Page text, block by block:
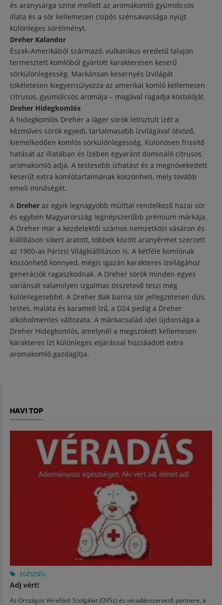
és aranysárga színe mellett az aromakomló gyümölcsös
illata és a sör kellemesen csípős szénsavassága nyújt
különleges sörélményt.
Dreher Kalandor
Észak-Amerikából származó, vulkanikus eredetű talajon
termesztett komlóból gyártott karakteresen keserű
sörkülönlegesség. Markánsan kesernyés ízvilágát
tökéletesen kiegyensúlyozza az amerikai komló kellemesen
citrusos, gyümölcsös aromája – magával ragadja kóstolóját.
Dreher Hidegkomlós
A hidegkomlós Dreher a láger sörök letisztult ízét a
kézműves sörök egyedi, tartalmasabb ízvilágával ötvöző,
kiemelkedően komlós sörkülönlegesség. Különösen frissítő
hatását az illatában és ízében egyaránt domináló citrusos
aromakomló adja. A testesebb ízhatást és a megnövekedett
keserűt extra komlótartalmának köszönheti, mely tovább
emeli minőségét.
A Dreher az egyik legnagyobb múlttal rendelkező hazai sör
és egyben Magyarország legnépszerűbb prémium márkája.
A Dreher már a kezdetektől számos nemzetközi vásáron és
kiállításon sikert aratott, többek között aranyérmet szerzett
az 1900-as Párizsi Világkiállításon is. A kétféle komlónak
köszönhető könnyed, mégis igazán karakteres ízvilágához
generációk ragaszkodnak. A Dreher sörök minden egyes
variánsát valamilyen izgalmas összetevő teszi még
különlegesebbé. A Dreher Bak barna sör jellegzetesen dús,
testes, maláta és karamell ízű, a D24 pedig a Dreher
alkoholmentes változata. A márkacsalád idei újdonsága a
Dreher Hidegkomlós, amelynél a megszokott kellemesen
karakteres ízt különleges eljárással hozzáadott extra
aromakomló gazdagítja.
HAVI TOP
EGÉSZSÉG
Adj vért!
Az Országos Vérellátó Szolgálat (OVSz) és véradásszervező partnere, a